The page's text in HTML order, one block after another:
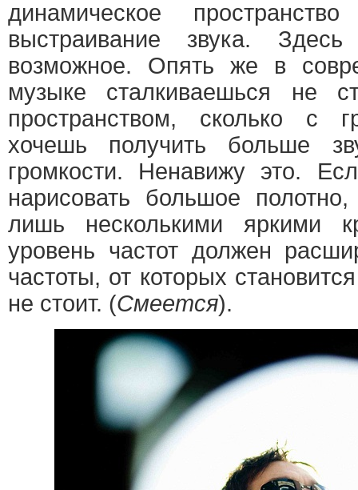
динамическое
выстраивание звука.
возможное. Опять же в
музыке сталкиваешься не
пространством, сколько с
хочешь получить больше
громкости. Ненавижу это.
нарисовать большое
лишь несколькими яркими
уровень частот должен
частоты, от которых
не стоит. (Смеется).